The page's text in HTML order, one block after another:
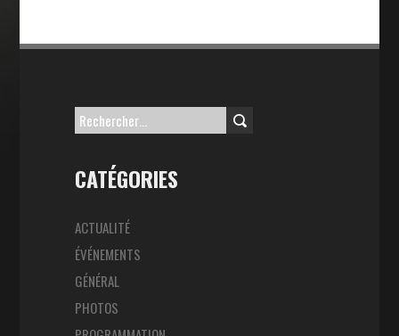
Rechercher :
CATÉGORIES
ACTUALITÉ
ÉVÉNEMENTS
GÉNÉRAL
PHOTOS